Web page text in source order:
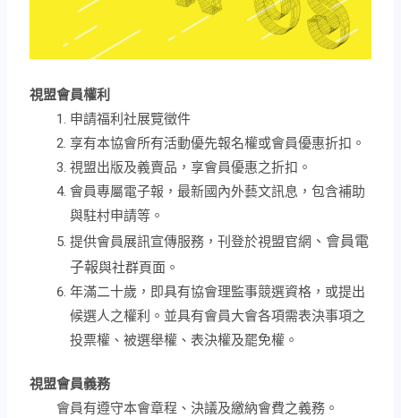
視盟會員權利
申請福利社展覽徵件
享有本協會所有活動優先報名權或會員優惠折扣。
視盟出版及義賣品，享會員優惠之折扣。
會員專屬電子報，最新國內外藝文訊息，包含補助
與駐村申請等。
提供會員展訊宣傳服務，刊登於視盟官網 、會員電
子報與社群頁面。
年滿二十歲，即具有協會理監事競選資格，或提出
候選人之權利。並具有會員大會各項需表決事項之
投票權、被選舉權、表決權及罷免權。
視盟會員義務
會員有遵守本會章程、決議及繳納會費之義務。